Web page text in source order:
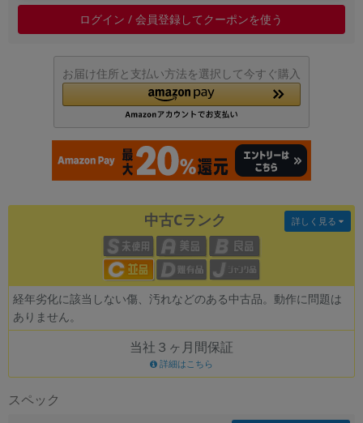
ログイン / 会員登録してクーポンを使う
お届け住所と支払い方法を選択して今すぐ購入
中古Cランク
経年劣化に該当しない傷、汚れなどのある中古品。動作に問題は
ありません。
詳しく見る
当社３ヶ月間保証
詳細はこちら
スペック
発売日
各項目のチェックボックスは「or検索」となります。
ただし機能別のみ「and検索」となります。